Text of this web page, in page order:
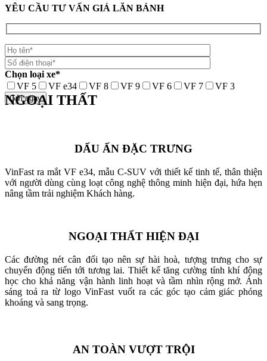
YÊU CẦU TƯ VẤN GIÁ LĂN BÁNH
Chọn loại xe*
VF 5
VF e34 VF 8 VF 9 VF 6 VF 7 VF 3
NGOẠI THẤT
DẤU ẤN ĐẶC TRƯNG
VinFast ra mắt VF e34, mẫu C-SUV với thiết kế tinh tế, thân thiện
với người dùng cùng loạt công nghệ thông minh hiện đại, hứa hẹn
nâng tầm trải nghiệm Khách hàng.
NGOẠI THẤT HIỆN ĐẠI
Các đường nét cân đối tạo nên sự hài hoà, tượng trưng cho sự
chuyển động tiến tới tương lai. Thiết kế tăng cường tính khí động
học cho khả năng vận hành linh hoạt và tầm nhìn rộng mở. Ánh
sáng toả ra từ logo VinFast vuốt ra các góc tạo cảm giác phóng
khoáng và sang trọng.
AN TOÀN VƯỢT TRỘI